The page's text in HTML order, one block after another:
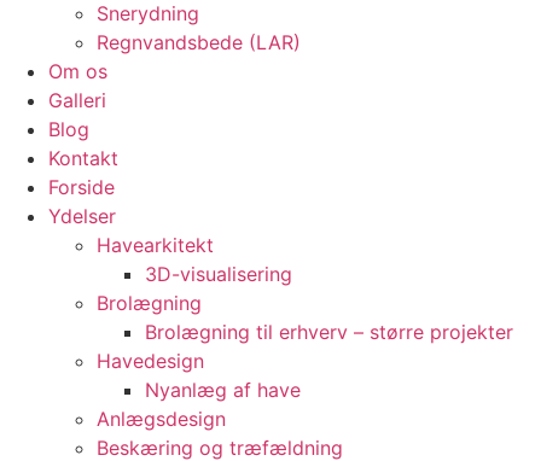
Snerydning
Regnvandsbede (LAR)
Om os
Galleri
Blog
Kontakt
Forside
Ydelser
Havearkitekt
3D-visualisering
Brolægning
Brolægning til erhverv – større projekter
Havedesign
Nyanlæg af have
Anlægsdesign
Beskæring og træfældning